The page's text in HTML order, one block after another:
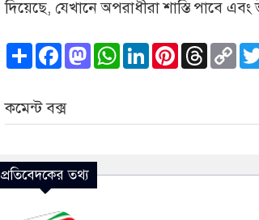
দিয়েছে, যেখানে অপরাধীরা শাস্তি পাবে
ShareFacebook
Mastodon
WhatsApp
LinkedInPinterest
Link
কমেন্ট বক্স
প্রতিবেদকের তথ্য